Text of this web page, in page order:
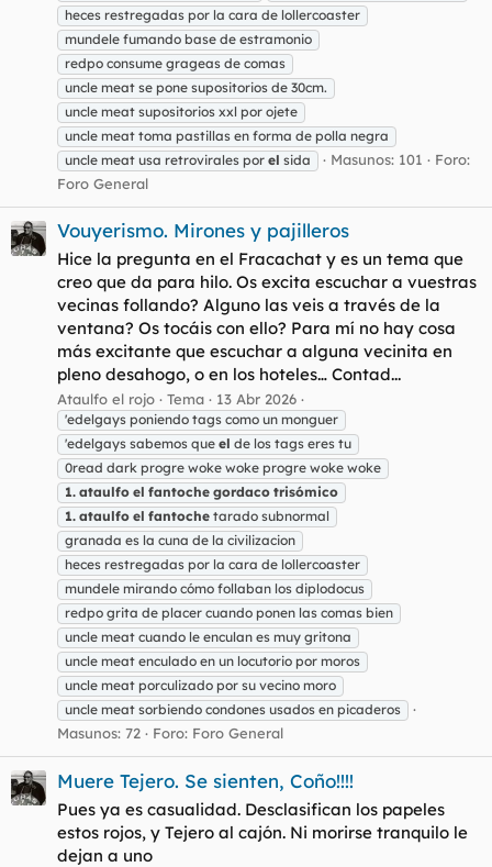
heces restregadas por la cara de lollercoaster
mundele fumando base de estramonio
redpo consume grageas de comas
uncle meat se pone supositorios de 30cm.
uncle meat supositorios xxl por ojete
uncle meat toma pastillas en forma de polla negra
uncle meat usa retrovirales por el sida Masunos: 101
Foro:
Foro General
Vouyerismo. Mirones y pajilleros
Hice la pregunta en el Fracachat y es un tema que
creo que da para hilo. Os excita escuchar a vuestras
vecinas follando? Alguno las veis a través de la
ventana? Os tocáis con ello? Para mí no hay cosa
más excitante que escuchar a alguna vecinita en
pleno desahogo, o en los hoteles… Contad...
Ataulfo el rojo Tema 13 Abr 2026
'edelgays poniendo tags como un monguer
'edelgays sabemos que el de los tags eres tu
0read dark progre woke woke progre woke woke
1. ataulfo el fantoche gordaco trisómico
1. ataulfo el fantoche tarado subnormal
granada es la cuna de la civilizacion
heces restregadas por la cara de lollercoaster
mundele mirando cómo follaban los diplodocus
redpo grita de placer cuando ponen las comas bien
uncle meat cuando le enculan es muy gritona
uncle meat enculado en un locutorio por moros
uncle meat porculizado por su vecino moro
uncle meat sorbiendo condones usados en picaderos
Masunos: 72 Foro: Foro General
Muere Tejero. Se sienten, Coño!!!!
Pues ya es casualidad. Desclasifican los papeles
estos rojos, y Tejero al cajón. Ni morirse tranquilo le
dejan a uno